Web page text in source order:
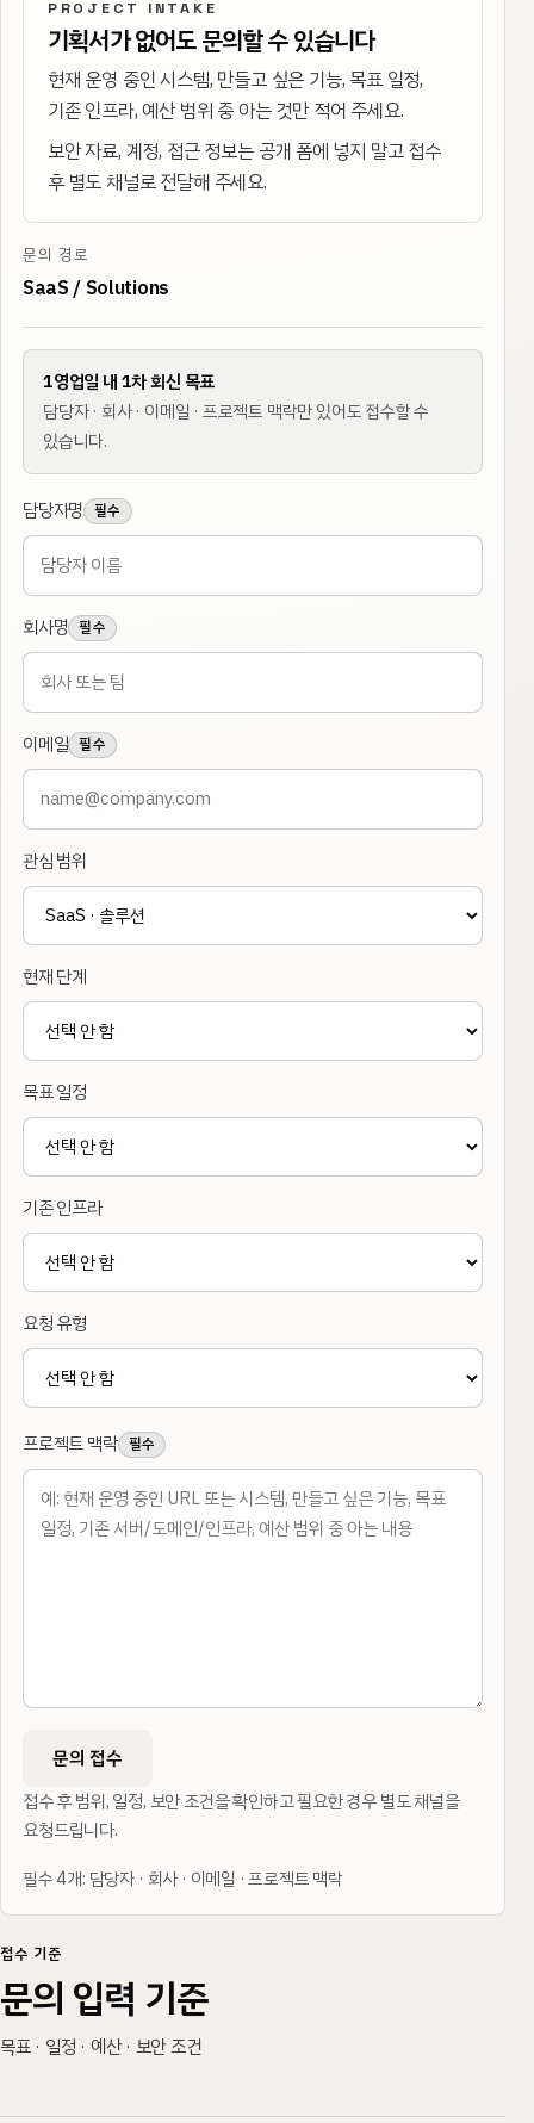
PROJECT INTAKE
기획서가 없어도 문의할 수 있습니다
현재 운영 중인 시스템, 만들고 싶은 기능, 목표 일정,
기존 인프라, 예산 범위 중 아는 것만 적어 주세요.
보안 자료, 계정, 접근 정보는 공개 폼에 넣지 말고 접수
후 별도 채널로 전달해 주세요.
문의 경로
SaaS / Solutions
1영업일 내 1차 회신 목표
담당자 · 회사 · 이메일 · 프로젝트 맥락만 있어도 접수할 수
있습니다.
담당자명 필수
회사명 필수
이메일 필수
관심 범위
현재 단계
목표 일정
기존 인프라
요청 유형
프로젝트 맥락 필수
문의 접수
접수 후 범위, 일정, 보안 조건을 확인하고 필요한 경우 별도 채널을
요청드립니다.
필수 4개: 담당자 · 회사 · 이메일 · 프로젝트 맥락
접수 기준
문의 입력 기준
목표 · 일정 · 예산 · 보안 조건